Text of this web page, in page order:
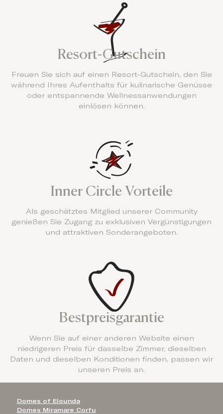
Resort-Gutschein
Freuen Sie sich auf einen Resort-Gutschein, den Sie
während Ihres Aufenthalts für kulinarische Genüsse
oder entspannende Wellnessanwendungen
einlösen können.
Inner Circle Vorteile
Als geschätztes Mitglied unserer Community
genießen Sie Zugang zu exklusiven Vergünstigungen
und attraktiven Sonderangeboten.
Bestpreisgarantie
Wenn Sie auf einer anderen Website einen
niedrigeren Preis für dasselbe Zimmer, dieselben
Daten und dieselben Konditionen finden, passen wir
unseren Preis an.
Domes of Elounda
Domes Miramare Corfu